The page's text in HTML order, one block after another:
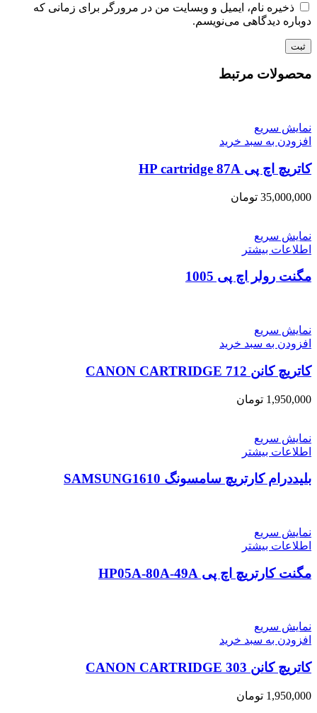
ذخیره نام، ایمیل و وبسایت من در مرورگر برای زمانی که
دوباره دیدگاهی می‌نویسم.
محصولات مرتبط
نمایش سریع
افزودن به سبد خرید
کاتریچ اچ پی HP cartridge 87A
35,000,000 تومان
نمایش سریع
اطلاعات بیشتر
مگنت رولر اچ پی 1005
نمایش سریع
افزودن به سبد خرید
کاتریچ کانن CANON CARTRIDGE 712
1,950,000 تومان
نمایش سریع
اطلاعات بیشتر
بلیددرام کارتریچ سامسونگ SAMSUNG1610
نمایش سریع
اطلاعات بیشتر
مگنت کارتریچ اچ پی HP05A-80A-49A
نمایش سریع
افزودن به سبد خرید
کاتریچ کانن CANON CARTRIDGE 303
1,950,000 تومان